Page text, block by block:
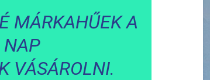
MÁRKAHŰEK A
NAP
VÁSÁROLNI.